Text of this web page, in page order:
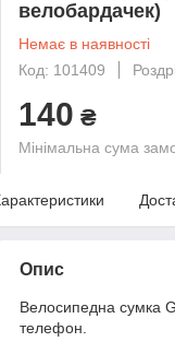
велобардачек)
Немає в наявності
Код: 101409
140 ₴
Мінімальна сума
Опис
Велосипедна сумка
телефон.